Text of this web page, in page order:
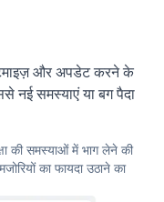
और अपडेट करने के
समस्याएं या बग पैदा
की समस्याओं में भाग लेने की
का फायदा उठाने का